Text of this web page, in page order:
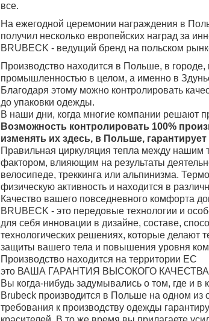
все.
На ежегодной церемонии награждения в
получил несколько европейских наград за
BRUBECK - ведущий бренд на польском
Производство находится в Польше, в городе,
промышленностью в целом, а именно в
Благодаря этому можно контролировать
до упаковки одежды.
В наши дни, когда многие компании решают
Возможность контролировать 100%
изменять их здесь, в Польше,
Правильная циркуляция тепла между
фактором, влияющим на результаты
велосипеде, треккинга или альпинизма.
физическую активность и находится в
Качество вашего повседневного комфорта
BRUBECK - это передовые технологии и
для себя инновации в дизайне, составе,
технологических решениях, которые делают
защиты вашего тела и повышения уровня
Производство находится на территории ЕС
это ВАША ГАРАНТИЯ ВЫСОКОГО
Вы когда-нибудь задумывались о том, где и
Brubeck производится в Польше на одном
требования к производству одежды